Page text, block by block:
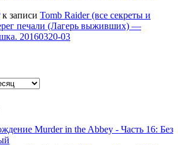
к записи Tomb Raider (все секреты и
печали (Лагерь выживших) —
20160320-03